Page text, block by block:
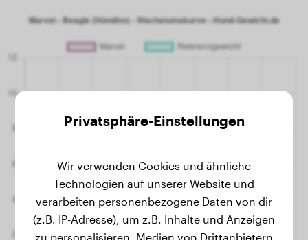
Privatsphäre-Einstellungen
Wir verwenden Cookies und ähnliche
Technologien auf unserer Website und
verarbeiten personenbezogene Daten von dir
(z.B. IP-Adresse), um z.B. Inhalte und Anzeigen
zu personalisieren, Medien von Drittanbietern